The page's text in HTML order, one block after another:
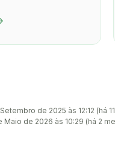
de 2025 às 12:12 (há
Maio de 2026 às 10:29 (há 2